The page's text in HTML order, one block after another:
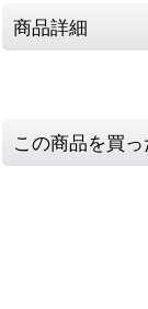
商品詳細
この商品を買